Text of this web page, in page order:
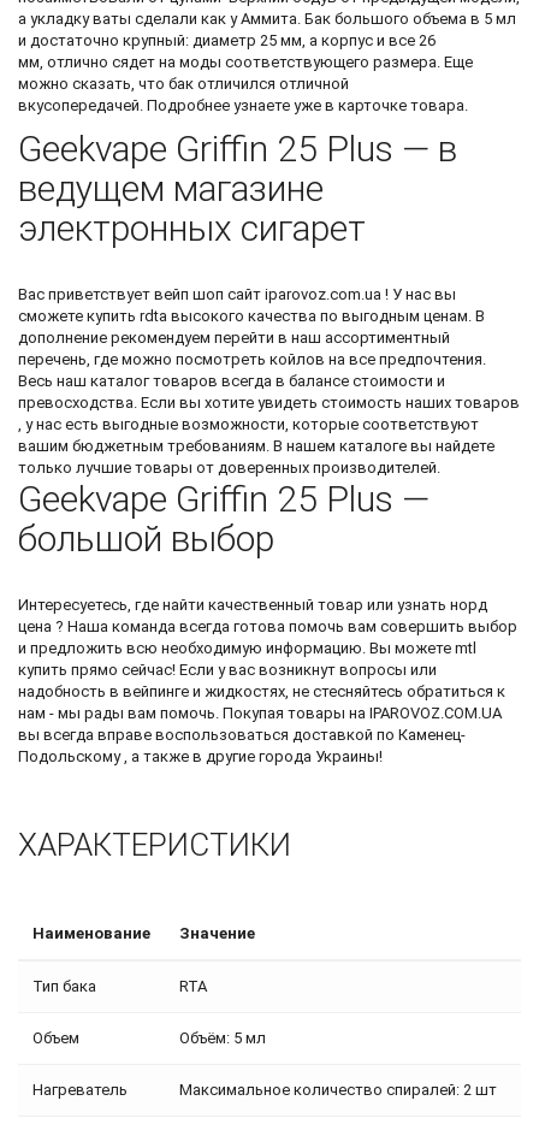
а укладку ваты сделали как у Аммита. Бак большого объема в 5 мл
и достаточно крупный: диаметр 25 мм, а корпус и все 26
мм, отлично сядет на моды соответствующего размера. Еще
можно сказать, что бак отличился отличной
вкусопередачей. Подробнее узнаете уже в карточке товара.
Geekvape Griffin 25 Plus — в
ведущем магазине
электронных сигарет
Вас приветствует вейп шоп сайт iparovoz.com.ua ! У нас вы
сможете купить rdta высокого качества по выгодным ценам. В
дополнение рекомендуем перейти в наш ассортиментный
перечень, где можно посмотреть койлов на все предпочтения.
Весь наш каталог товаров всегда в балансе стоимости и
превосходства. Если вы хотите увидеть стоимость наших товаров
, у нас есть выгодные возможности, которые соответствуют
вашим бюджетным требованиям. В нашем каталоге вы найдете
только лучшие товары от доверенных производителей.
Geekvape Griffin 25 Plus —
большой выбор
Интересуетесь, где найти качественный товар или узнать норд
цена ? Наша команда всегда готова помочь вам совершить выбор
и предложить всю необходимую информацию. Вы можете mtl
купить прямо сейчас! Если у вас возникнут вопросы или
надобность в вейпинге и жидкостях, не стесняйтесь обратиться к
нам - мы рады вам помочь. Покупая товары на IPAROVOZ.COM.UA
вы всегда вправе воспользоваться доставкой по Каменец-
Подольскому , а также в другие города Украины!
ХАРАКТЕРИСТИКИ
Наименование Значение
Тип бака RTA
Объем Объём: 5 мл
Нагреватель Максимальное количество спиралей: 2 шт